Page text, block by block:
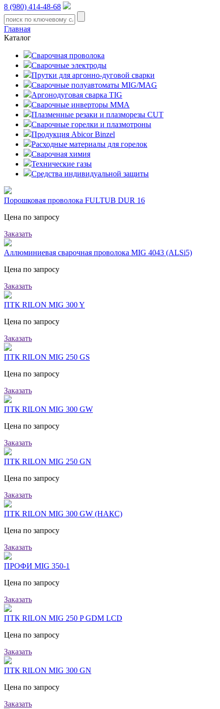
8 (980) 414-48-68
Главная
Каталог
Сварочная проволока
Сварочные электроды
Прутки для аргонно-дуговой сварки
Сварочные полуавтоматы MIG/MAG
Аргонодуговая сварка TIG
Сварочные инверторы MMA
Плазменные резаки и плазморезы CUT
Сварочные горелки и плазмотроны
Продукция Abicor Binzel
Расходные материалы для горелок
Сварочная химия
Технические газы
Средства индивидуальной защиты
Порошковая проволока FULTUB DUR 16
Цена по запросу
Заказать
Аллюминиевая сварочная проволока MIG 4043 (ALSi5)
Цена по запросу
Заказать
ПТК RILON MIG 300 Y
Цена по запросу
Заказать
ПТК RILON MIG 250 GS
Цена по запросу
Заказать
ПТК RILON MIG 300 GW
Цена по запросу
Заказать
ПТК RILON MIG 250 GN
Цена по запросу
Заказать
ПТК RILON MIG 300 GW (НАКС)
Цена по запросу
Заказать
ПРОФИ MIG 350-1
Цена по запросу
Заказать
ПТК RILON MIG 250 P GDM LCD
Цена по запросу
Заказать
ПТК RILON MIG 300 GN
Цена по запросу
Заказать